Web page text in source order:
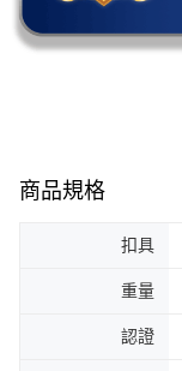
商品規格
扣具
重量
認證